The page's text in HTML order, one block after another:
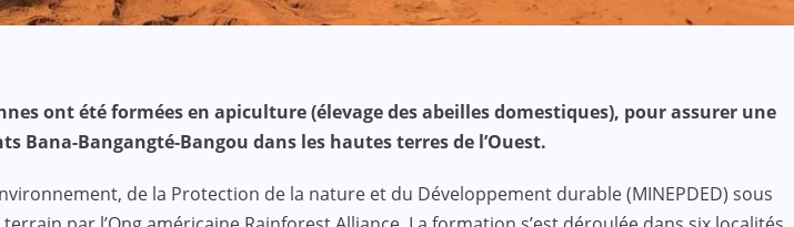
ont été formées en apiculture (élevage des abeilles domestiques), pour assurer une
Bana-Bangangté-Bangou dans les hautes terres de l’Ouest.
de la Protection de la nature et du Développement durable (MINEPDED) sous